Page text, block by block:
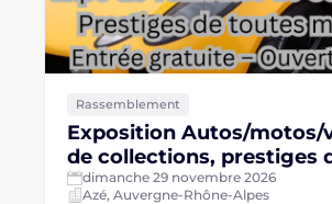
Rassemblement
Exposition Autos/motos/
de collections, prestiges
marques
dimanche 29 novembre 2026
Azé, Auvergne-Rhône-Alpes